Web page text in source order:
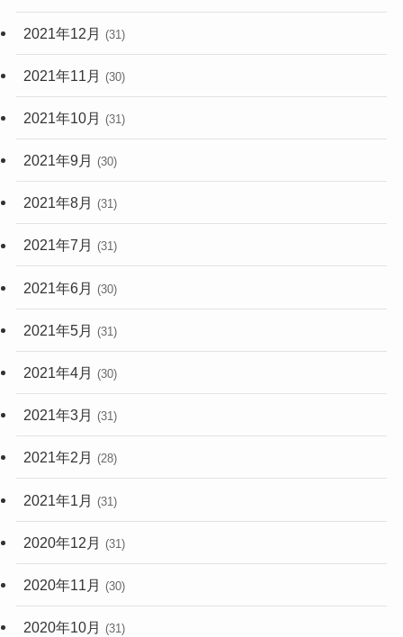
2021年12月 (31)
2021年11月 (30)
2021年10月 (31)
2021年9月 (30)
2021年8月 (31)
2021年7月 (31)
2021年6月 (30)
2021年5月 (31)
2021年4月 (30)
2021年3月 (31)
2021年2月 (28)
2021年1月 (31)
2020年12月 (31)
2020年11月 (30)
2020年10月 (31)